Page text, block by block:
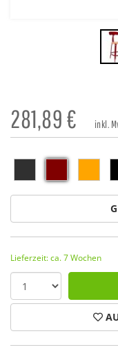
281,89€ inkl.
Lieferzeit: ca. 7 Wochen